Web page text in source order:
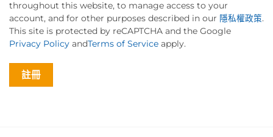
throughout this website, to manage access to your
account, and for other purposes described in our 隱私權政策.
This site is protected by reCAPTCHA and the Google
Privacy Policy andTerms of Service apply.
註冊